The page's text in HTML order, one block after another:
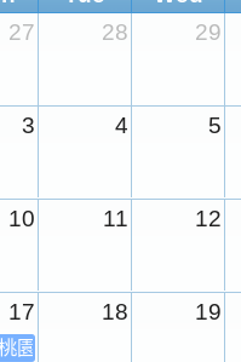
27
28 29
3 4 5
10 11 12
17 18 19
園市運動會